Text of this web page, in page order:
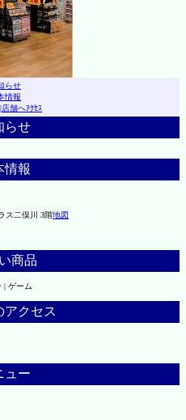
らせ
情報
|店舗へｱｸｾｽ
らせ
情報
ス二俣川 3階地図
商品
| ゲーム
アクセス
ュー